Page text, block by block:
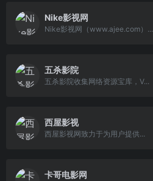
Nike影视网
Nike影视网（www.ajee.com）...
五杀影院
五杀影院收集网络资源宝库，V...
西屋影视
西屋影视网致力于为用户提供...
卡哥电影网